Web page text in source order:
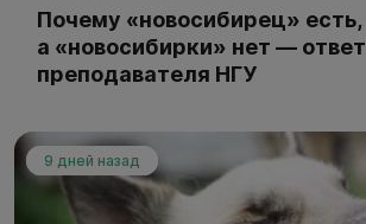
Почему «новосибирец» есть,
а «новосибирки» нет — ответ
преподавателя НГУ
9 дней назад